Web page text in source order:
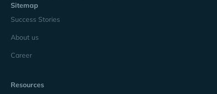
Sitemap
Success Stories
About us
Career
Resources